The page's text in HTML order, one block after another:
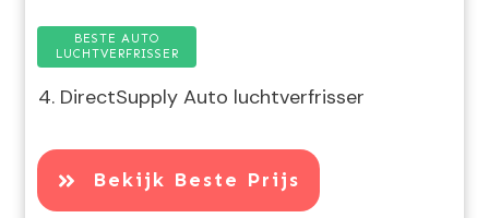
BESTE AUTO
LUCHTVERFRISSER
4. DirectSupply Auto luchtverfrisser
Bekijk Beste Prijs